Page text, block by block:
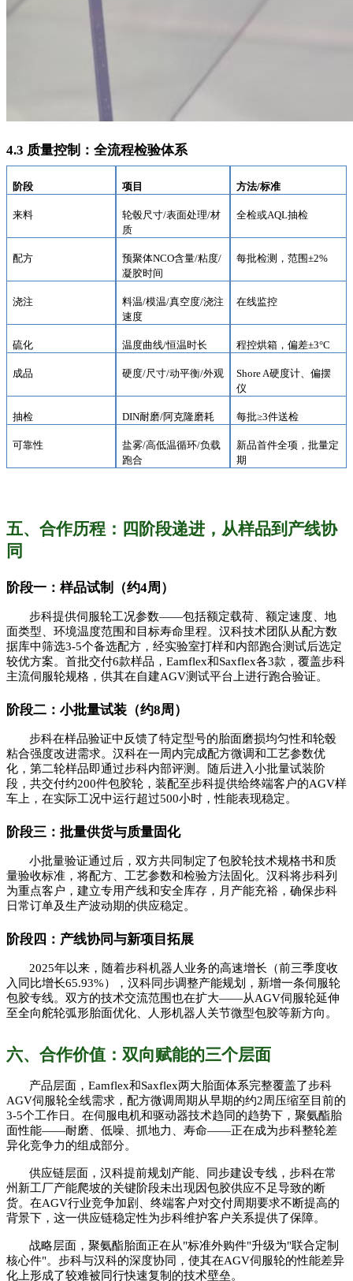
4.3 质量控制：全流程检验体系
阶段 项目 方法/标准
来料 轮毂尺寸/表面处理/材
质
全检或AQL抽检
配方 预聚体NCO含量/粘度/
凝胶时间
每批检测，范围±2%
浇注 料温/模温/真空度/浇注
速度
在线监控
硫化 温度曲线/恒温时长 程控烘箱，偏差±3°C
成品 硬度/尺寸/动平衡/外观
Shore A硬度计、偏摆
仪
抽检 DIN耐磨/阿克隆磨耗 每批≥3件送检
可靠性 盐雾/高低温循环/负载
跑合
新品首件全项，批量定
期
五、合作历程：四阶段递进，从样品到产线协
同
阶段一：样品试制（约4周）
步科提供伺服轮工况参数——包括额定载荷、额定速度、地
面类型、环境温度范围和目标寿命里程。汉科技术团队从配方数
据库中筛选3-5个备选配方，经实验室打样和内部跑合测试后选定
较优方案。首批交付6款样品，Eamflex和Saxflex各3款，覆盖步科
主流伺服轮规格，供其在自建AGV测试平台上进行跑合验证。
阶段二：小批量试装（约8周）
步科在样品验证中反馈了特定型号的胎面磨损均匀性和轮毂
粘合强度改进需求。汉科在一周内完成配方微调和工艺参数优
化，第二轮样品即通过步科内部评测。随后进入小批量试装阶
段，共交付约200件包胶轮，装配至步科提供给终端客户的AGV样
车上，在实际工况中运行超过500小时，性能表现稳定。
阶段三：批量供货与质量固化
小批量验证通过后，双方共同制定了包胶轮技术规格书和质
量验收标准，将配方、工艺参数和检验方法固化。汉科将步科列
为重点客户，建立专用产线和安全库存，月产能充裕，确保步科
日常订单及生产波动期的供应稳定。
阶段四：产线协同与新项目拓展
2025年以来，随着步科机器人业务的高速增长（前三季度收
入同比增长65.93%），汉科同步调整产能规划，新增一条伺服轮
包胶专线。双方的技术交流范围也在扩大——从AGV伺服轮延伸
至全向舵轮弧形胎面优化、人形机器人关节微型包胶等新方向。
六、合作价值：双向赋能的三个层面
产品层面， Eamflex和Saxflex两大胎面体系完整覆盖了步科
AGV伺服轮全线需求，配方微调周期从早期的约2周压缩至目前的
3-5个工作日。在伺服电机和驱动器技术趋同的趋势下，聚氨酯胎
面性能——耐磨、低噪、抓地力、寿命——正在成为步科整轮差
异化竞争力的组成部分。
供应链层面，汉科提前规划产能、同步建设专线，步科在常
州新工厂产能爬坡的关键阶段未出现因包胶供应不足导致的断
货。在AGV行业竞争加剧、终端客户对交付周期要求不断提高的
背景下，这一供应链稳定性为步科维护客户关系提供了保障。
战略层面，聚氨酯胎面正在从"标准外购件"升级为"联合定制
核心件"。步科与汉科的深度协同，使其在AGV伺服轮的性能差异
化上形成了较难被同行快速复制的技术壁垒。